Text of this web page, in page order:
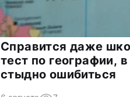
Справится даже
тест по географии,
стыдно ошибиться